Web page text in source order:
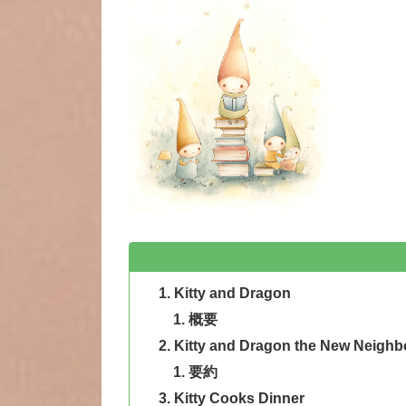
Kitty and Dragon
概要
Kitty and Dragon the New
要約
Kitty Cooks Dinner